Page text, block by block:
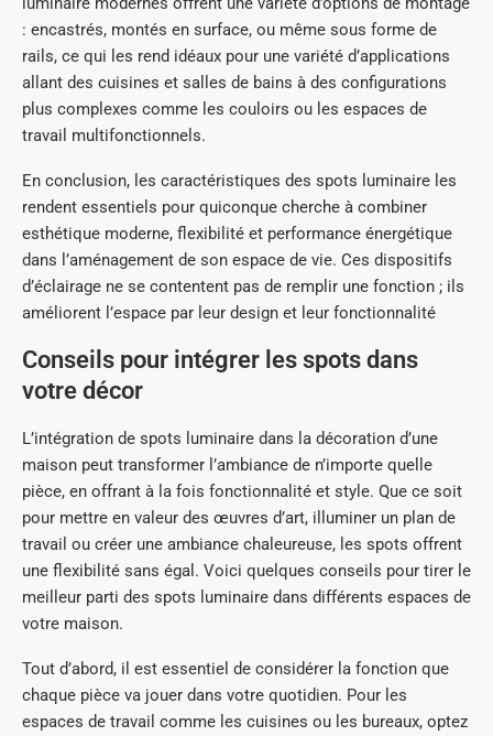
: encastrés, montés en surface, ou même sous forme de
rails, ce qui les rend idéaux pour une variété d’applications
allant des cuisines et salles de bains à des configurations
plus complexes comme les couloirs ou les espaces de
travail multifonctionnels.
En conclusion, les caractéristiques des spots luminaire les
rendent essentiels pour quiconque cherche à combiner
esthétique moderne, flexibilité et performance énergétique
dans l’aménagement de son espace de vie. Ces dispositifs
d’éclairage ne se contentent pas de remplir une fonction ; ils
améliorent l’espace par leur design et leur fonctionnalité
Conseils pour intégrer les spots dans
votre décor
L’intégration de spots luminaire dans la décoration d’une
maison peut transformer l’ambiance de n’importe quelle
pièce, en offrant à la fois fonctionnalité et style. Que ce soit
pour mettre en valeur des œuvres d’art, illuminer un plan de
travail ou créer une ambiance chaleureuse, les spots offrent
une flexibilité sans égal. Voici quelques conseils pour tirer le
meilleur parti des spots luminaire dans différents espaces de
votre maison.
Tout d’abord, il est essentiel de considérer la fonction que
chaque pièce va jouer dans votre quotidien. Pour les
espaces de travail comme les cuisines ou les bureaux, optez